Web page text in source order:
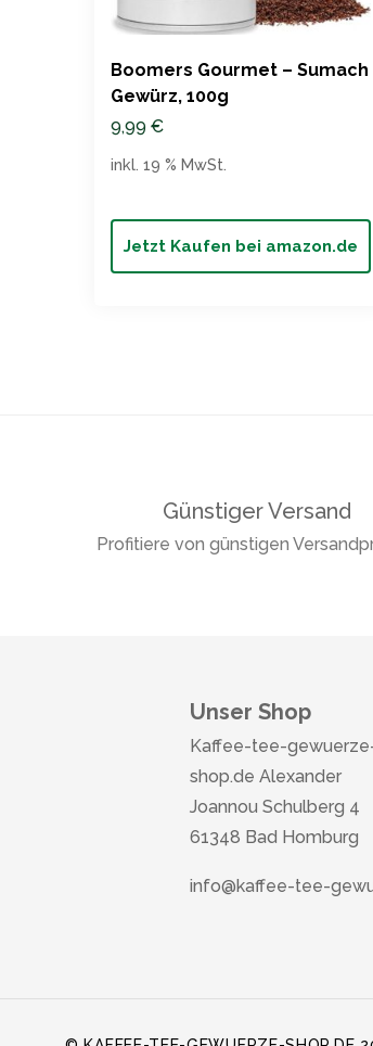
Boomers Gourmet – Sumach
Gewürz, 100g
9,99 €
Jetzt Kaufen bei amazon.de
inkl. 19 % MwSt.
Günstiger Versand
Profitiere von günstigen
Unser Shop
Kaffee-tee-
shop.de Alexander
Joannou Schulberg 4
61348 Bad Homburg
info@kaffee-tee-